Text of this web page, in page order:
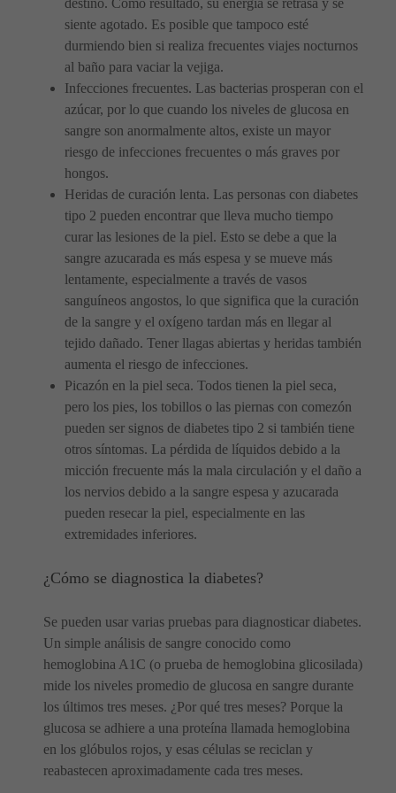
destino. Como resultado, su energía se retrasa y se
siente agotado. Es posible que tampoco esté
durmiendo bien si realiza frecuentes viajes nocturnos
al baño para vaciar la vejiga.
Infecciones frecuentes. Las bacterias prosperan con el
azúcar, por lo que cuando los niveles de glucosa en
sangre son anormalmente altos, existe un mayor
riesgo de infecciones frecuentes o más graves por
hongos.
Heridas de curación lenta. Las personas con diabetes
tipo 2 pueden encontrar que lleva mucho tiempo
curar las lesiones de la piel. Esto se debe a que la
sangre azucarada es más espesa y se mueve más
lentamente, especialmente a través de vasos
sanguíneos angostos, lo que significa que la curación
de la sangre y el oxígeno tardan más en llegar al
tejido dañado. Tener llagas abiertas y heridas también
aumenta el riesgo de infecciones.
Picazón en la piel seca. Todos tienen la piel seca,
pero los pies, los tobillos o las piernas con comezón
pueden ser signos de diabetes tipo 2 si también tiene
otros síntomas. La pérdida de líquidos debido a la
micción frecuente más la mala circulación y el daño a
los nervios debido a la sangre espesa y azucarada
pueden resecar la piel, especialmente en las
extremidades inferiores.
¿Cómo se diagnostica la diabetes?
Se pueden usar varias pruebas para diagnosticar diabetes.
Un simple análisis de sangre conocido como
hemoglobina A1C (o prueba de hemoglobina glicosilada)
mide los niveles promedio de glucosa en sangre durante
los últimos tres meses. ¿Por qué tres meses? Porque la
glucosa se adhiere a una proteína llamada hemoglobina
en los glóbulos rojos, y esas células se reciclan y
reabastecen aproximadamente cada tres meses.